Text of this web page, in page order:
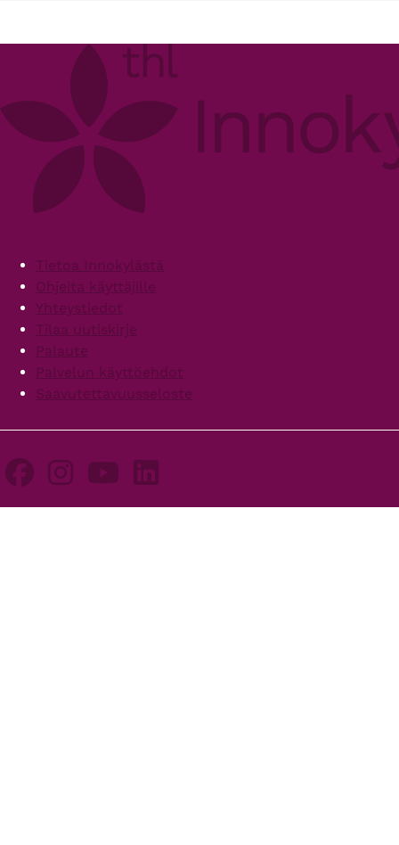
FooterTietoa Innokylästä
Ohjeita käyttäjille
Yhteystiedot
Tilaa uutiskirje
Palaute
Palvelun käyttöehdot
Saavutettavuusseloste